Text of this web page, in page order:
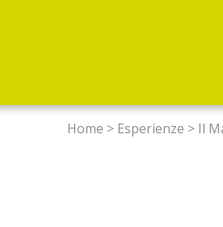
Home > Esperienze > Il